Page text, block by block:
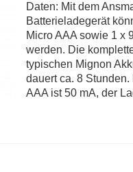
Daten: Mit dem
Batterieladegerät
Micro AAA sowie 1 x
werden. Die
typischen Mignon
dauert ca. 8
AAA ist 50 mA, der